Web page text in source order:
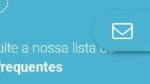
a nossa lista de